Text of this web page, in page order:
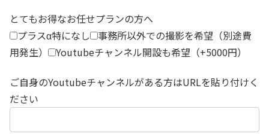
とてもお得なお任せプランの方へ
プラスα特になし
事務所以外での撮影を希望（別途費
用発生）
Youtubeチャンネル開設も希望（+5000円）
ご自身のYoutubeチャンネルがある方はURLを貼り付けく
ださい